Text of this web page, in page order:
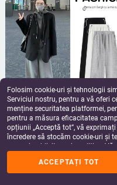
Pantaloni de maternitate cu
largă, Toamnă-Iarnă 2025, croială
lejeră, bumbac 80-90% cu
<30%, micro-elasticitate
189.46 - 217.49Lei
Folosim cookie-uri și tehnologii
Serviciul nostru, pentru a vă oferi
menține securitatea platformei,
pentru a măsura eficacitatea
opțiunii „Acceptă tot”, vă
încredere să stocăm cookie-uri și
scopuri publicitare și analitice.
făcând clic pe „Gestionează
rugăm să consultațiPolitica
ACCEPTAȚI TOT